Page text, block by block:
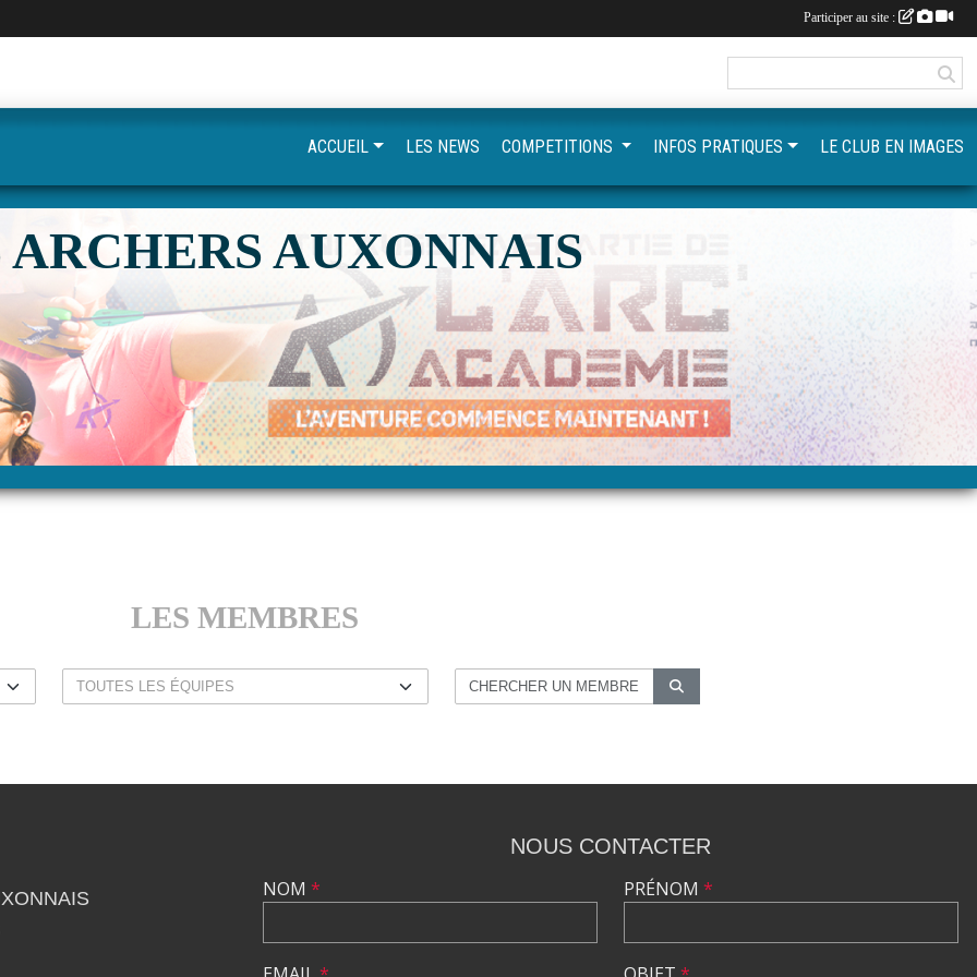
ARCHERS AUXONNAIS
LES MEMBRES
ACCUEIL LES NEWS COMPETITIONS INFOS PRATIQUES LE CLUB EN IMAGES
NOUS CONTACTER
NOM * PRÉNOM *
Participer au site :